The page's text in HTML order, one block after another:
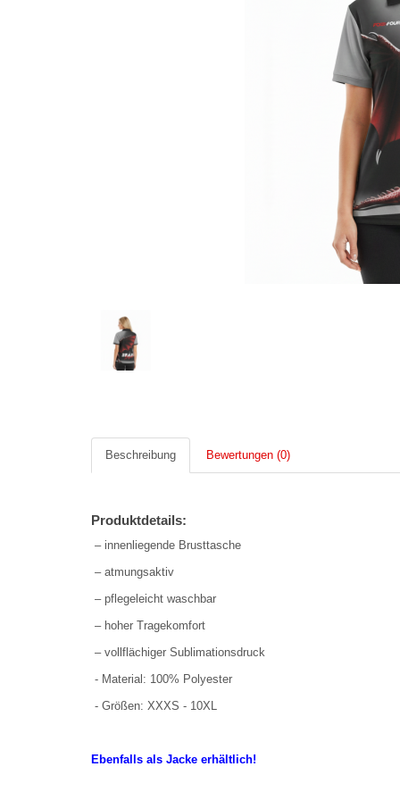
Beschreibung Bewertungen (0)
Produktdetails:
– innenliegende Brusttasche
– atmungsaktiv
– pflegeleicht waschbar
– hoher Tragekomfort
– vollflächiger Sublimationsdruck
- Material: 100% Polyester
- Größen: XXXS - 10XL
Ebenfalls als Jacke erhältlich!